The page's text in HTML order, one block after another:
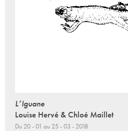
L’Iguane
Louise Hervé & Chloé Maillet
Du 20 - 01 au 25 - 03 - 2018